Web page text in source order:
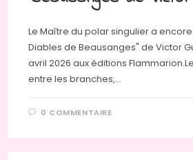
Le Maître du polar singulier a
Diables de Beausanges" de Victor
avril 2026 aux éditions
entre les branches,…
0 COMMENTAIRE